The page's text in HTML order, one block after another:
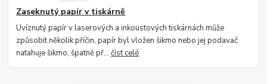
Zaseknutý papír v tiskárně
Uvíznutý papír v laserových a inkoustových tiskárnách může
způsobit několik příčin, papír byl vložen šikmo nebo jej podavač
natahuje šikmo, špatně př...číst celé